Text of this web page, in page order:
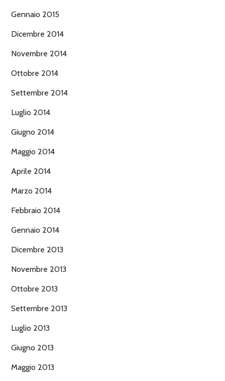
Gennaio 2015
Dicembre 2014
Novembre 2014
Ottobre 2014
Settembre 2014
Luglio 2014
Giugno 2014
Maggio 2014
Aprile 2014
Marzo 2014
Febbraio 2014
Gennaio 2014
Dicembre 2013
Novembre 2013
Ottobre 2013
Settembre 2013
Luglio 2013
Giugno 2013
Maggio 2013